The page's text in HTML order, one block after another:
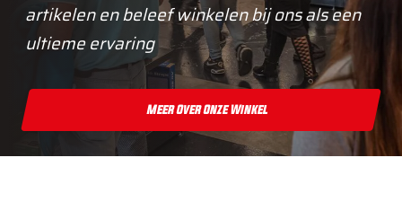
artikelen en beleef winkelen bij ons als een
ultieme ervaring
Meer Over Onze Winkel